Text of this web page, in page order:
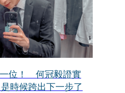
一位！ 何冠毅證實
時候跨出下一步了